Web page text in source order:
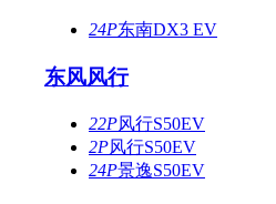
24P东南DX3 EV
东风风行
22P风行S50EV
2P风行S50EV
24P景逸S50EV